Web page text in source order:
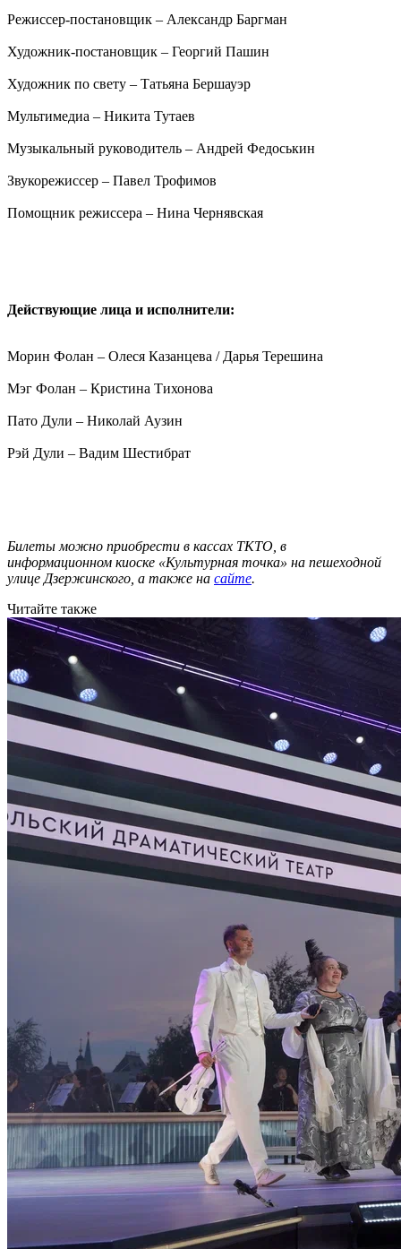
Режиссер-постановщик – Александр Баргман
Художник-постановщик – Георгий Пашин
Художник по свету – Татьяна Бершауэр
Мультимедиа – Никита Тутаев
Музыкальный руководитель – Андрей Федоськин
Звукорежиссер – Павел Трофимов
Помощник режиссера – Нина Чернявская
Действующие лица и исполнители:
Морин Фолан – Олеся Казанцева / Дарья Терешина
Мэг Фолан – Кристина Тихонова
Пато Дули – Николай Аузин
Рэй Дули – Вадим Шестибрат
Билеты можно приобрести в кассах ТКТО, в
информационном киоске «Культурная точка» на пешеходной
улице Дзержинского, а также на сайте.
Читайте также